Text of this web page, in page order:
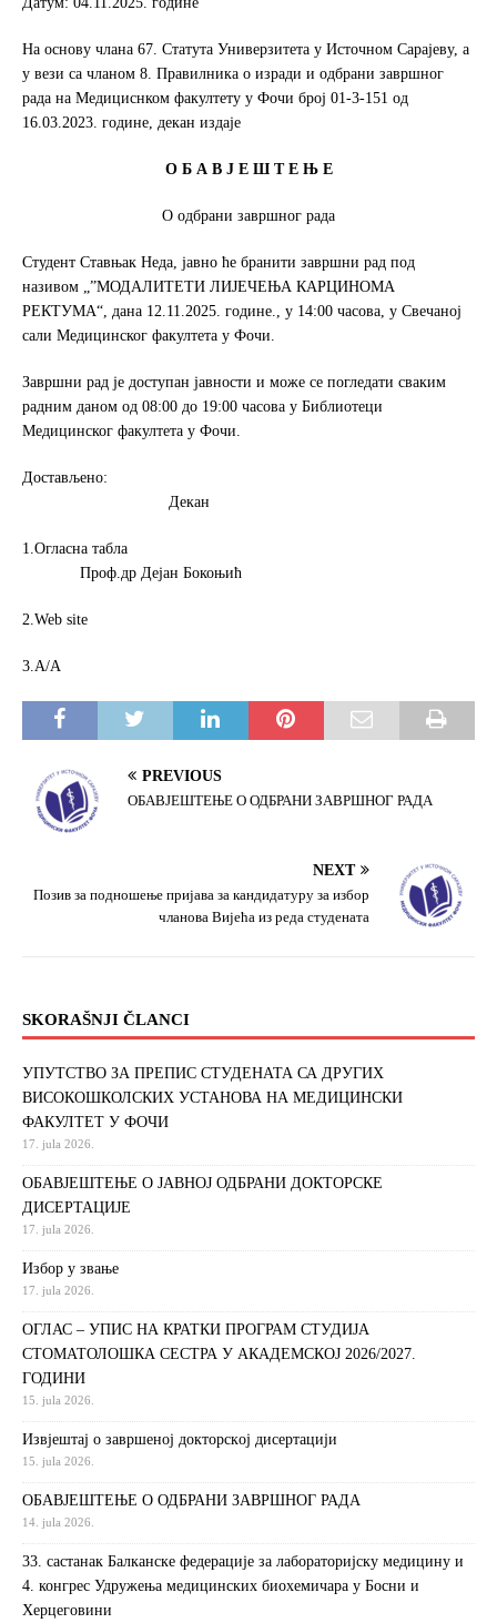
o
k
r
На основу члана 67. Статута Универзитета у Источном Сарајеву, а
у вези са чланом 8. Правилника о изради и одбрани завршног
рада на Медициснком факултету у Фочи број 01-3-151 од
16.03.2023. године, декан издаје
О Б А В Ј Е Ш Т Е Њ Е
О одбрани завршног рада
Студент Ставњак Неда, јавно ће бранити завршни рад под
називом „”МОДАЛИТЕТИ ЛИЈЕЧЕЊА КАРЦИНОМА
РЕКТУМА“, дана 12.11.2025. године., у 14:00 часова, у Свечаној
сали Медицинског факултета у Фочи.
Завршни рад је доступан јавности и може се погледати сваким
радним даном од 08:00 до 19:00 часова у Библиотеци
Медицинског факултета у Фочи.
Достављено:
Декан
1.Огласна табла
Проф.др Дејан Бокоњић
2.Web site
3.А/А
PREVIOUS
ОБАВЈЕШТЕЊЕ О ОДБРАНИ ЗАВРШНОГ РАДА
NEXT
Позив за подношење пријава за кандидатуру за избор
чланова Вијећа из реда студената
SKORAŠNJI ČLANCI
УПУТСТВО ЗА ПРЕПИС СТУДЕНАТА СА ДРУГИХ
ВИСОКОШКОЛСКИХ УСТАНОВА НА МЕДИЦИНСКИ
ФАКУЛТЕТ У ФОЧИ
17. jula 2026.
ОБАВЈЕШТЕЊЕ О ЈАВНОЈ ОДБРАНИ ДОКТОРСКЕ
ДИСЕРТАЦИЈЕ
17. jula 2026.
Избор у звање
17. jula 2026.
ОГЛАС – УПИС НА КРАТКИ ПРОГРАМ СТУДИЈА
СТОМАТОЛОШКА СЕСТРА У АКАДЕМСКОЈ 2026/2027.
ГОДИНИ
15. jula 2026.
Извjeштaj o зaвршeнoj дoктoрскoj дисeртaциjи
15. jula 2026.
ОБАВЈЕШТЕЊЕ О ОДБРАНИ ЗАВРШНОГ РАДА
14. jula 2026.
33. састанак Балканске федерације за лабораторијску медицину и
4. конгрес Удружења медицинских биохемичара у Босни и
Херцеговини